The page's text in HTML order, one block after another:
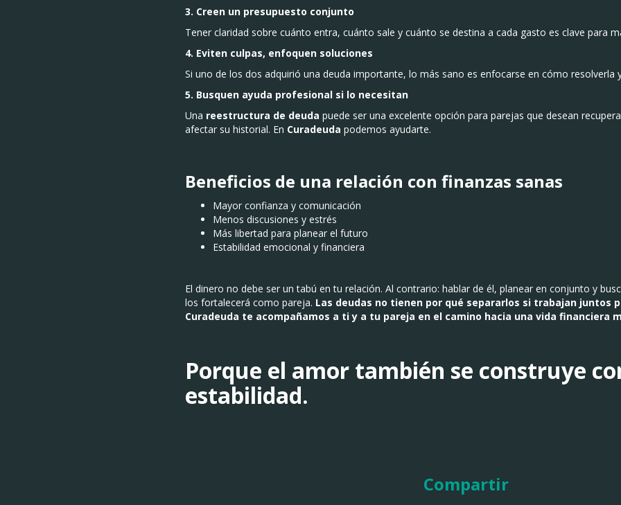
3. Creen un presupuesto conjunto
Tener claridad sobre cuánto entra, cuánto sale y cuánto se destina a cada gasto es clave para
4. Eviten culpas, enfoquen soluciones
Si uno de los dos adquirió una deuda importante, lo más sano es enfocarse en cómo resolverla
5. Busquen ayuda profesional si lo necesitan
Una reestructura de deuda puede ser una excelente opción para parejas que desean
afectar su historial. En Curadeuda podemos ayudarte.
Beneficios de una relación con finanzas sanas
Mayor confianza y comunicación
Menos discusiones y estrés
Más libertad para planear el futuro
Estabilidad emocional y financiera
El dinero no debe ser un tabú en tu relación. Al contrario: hablar de él, planear en conjunto y
los fortalecerá como pareja. Las deudas no tienen por qué separarlos si trabajan juntos
Curadeuda te acompañamos a ti y a tu pareja en el camino hacia una vida financiera
Porque el amor también se construye
estabilidad.
Compartir